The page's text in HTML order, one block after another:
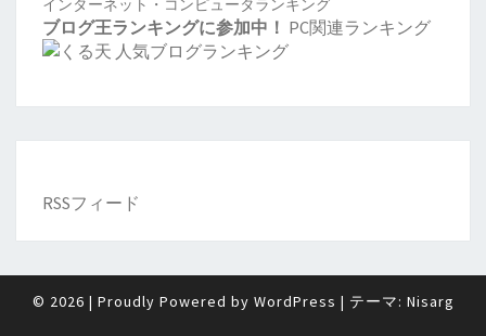
インターネット・コンピュータランキング
ブログ王ランキングに参加中！ PC関連ランキング
RSSフィード
© 2026 | Proudly Powered by WordPress | テーマ: Nisarg